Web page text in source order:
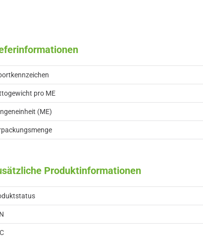
pro ME
(ME)
Produktinformationen